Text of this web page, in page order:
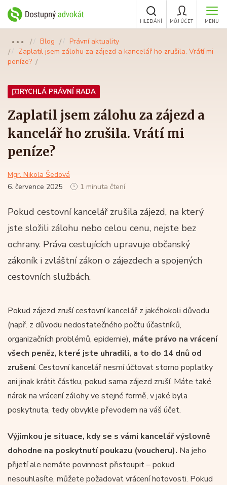
MENU
MŮJ ÚČET
HLEDÁNÍ
●●● Blog
Právní aktuality
Zaplatil jsem zálohu za zájezd a kancelář ho zrušila. Vrátí mi
peníze?
RYCHLÁ PRÁVNÍ RADA
Zaplatil jsem zálohu za zájezd a
kancelář ho zrušila. Vrátí mi
peníze?
Mgr. Nikola Šedová
6. července 2025
1 minuta čtení
Pokud cestovní kancelář zrušila zájezd, na který
jste složili zálohu nebo celou cenu, nejste bez
ochrany. Práva cestujících upravuje občanský
zákoník i zvláštní zákon o zájezdech a spojených
cestovních službách.
Pokud zájezd zruší cestovní kancelář z jakéhokoli důvodu
(např. z důvodu nedostatečného počtu účastníků,
organizačních problémů, epidemie), máte právo na vrácení
všech peněz, které jste uhradili, a to do 14 dnů od
zrušení. Cestovní kancelář nesmí účtovat storno poplatky
ani jinak krátit částku, pokud sama zájezd zruší. Máte také
nárok na vrácení zálohy ve stejné formě, v jaké byla
poskytnuta, tedy obvykle převodem na váš účet.
Výjimkou je situace, kdy se s vámi kancelář výslovně
dohodne na poskytnutí poukazu (voucheru). Na jeho
přijetí ale nemáte povinnost přistoupit – pokud
nesouhlasíte, můžete požadovat vrácení hotovosti. Pokud